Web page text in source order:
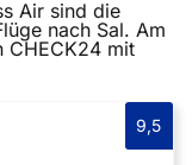
Air sind die
nach Sal. Am
CHECK24 mit
9,5